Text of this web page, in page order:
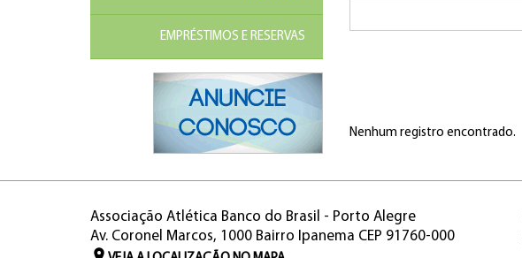
EMPRÉSTIMOS E RESERVAS
Nenhum registro encontrado.
Associação Atlética Banco do Brasil - Porto Alegre
Av. Coronel Marcos, 1000 Bairro Ipanema CEP 91760-000